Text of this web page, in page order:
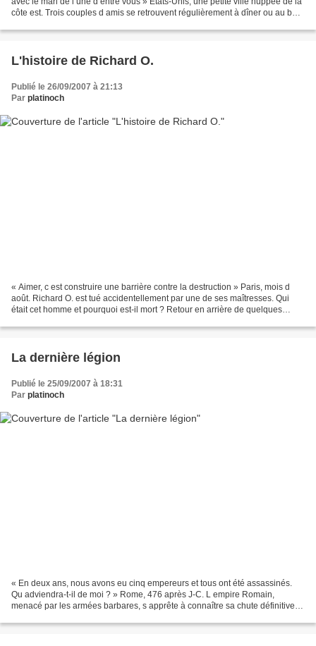
côte est. Trois couples d amis se retrouvent régulièrement à dîner ou au bal
L'histoire de Richard O.
Publié le 26/09/2007 à 21:13
Par platinoch
« Aimer, c est construire une barrière contre la destruction » Paris, mois d
août. Richard O. est tué accidentellement par une de ses maîtresses. Qui
était cet homme et pourquoi est-il mort ? Retour en arrière de quelques
La dernière légion
Publié le 25/09/2007 à 18:31
Par platinoch
« En deux ans, nous avons eu cinq empereurs et tous ont été assassinés.
Qu adviendra-t-il de moi ? » Rome, 476 après J-C. L empire Romain,
menacé par les armées barbares, s apprête à connaître sa chute définitive.